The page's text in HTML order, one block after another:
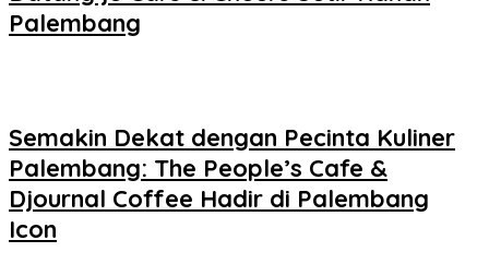
Palembang
Semakin Dekat dengan Pecinta Kuliner
Palembang: The People’s Cafe &
Djournal Coffee Hadir di Palembang
Icon